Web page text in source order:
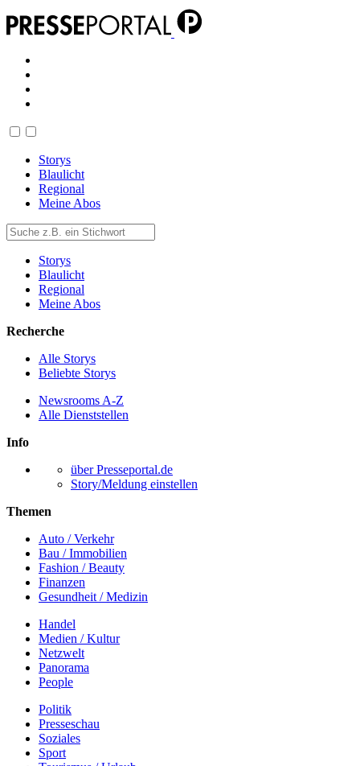
Storys
Blaulicht
Regional
Meine Abos
Storys
Blaulicht
Regional
Meine Abos
Recherche
Alle Storys
Beliebte Storys
Newsrooms A-Z
Alle Dienststellen
Info
über Presseportal.de
Story/Meldung einstellen
Themen
Auto / Verkehr
Bau / Immobilien
Fashion / Beauty
Finanzen
Gesundheit / Medizin
Handel
Medien / Kultur
Netzwelt
Panorama
People
Politik
Presseschau
Soziales
Sport